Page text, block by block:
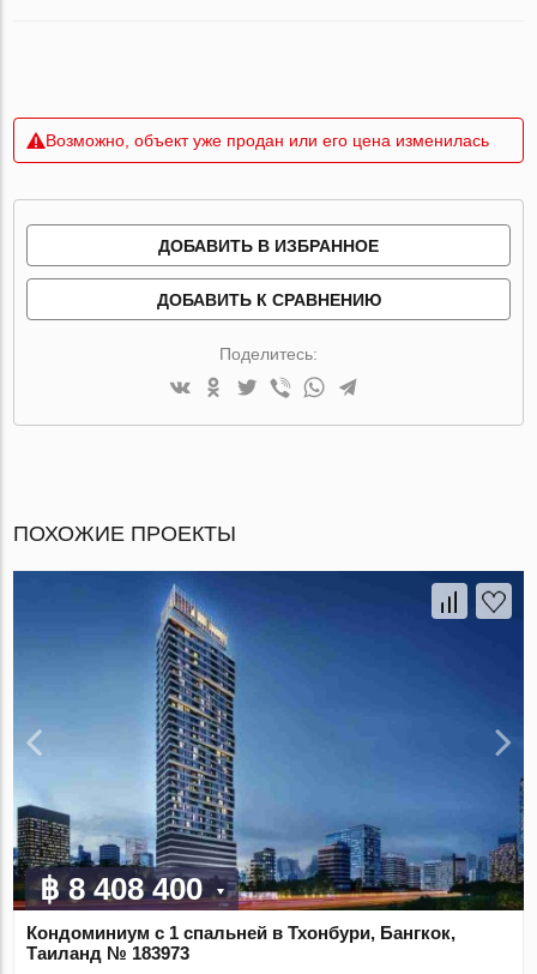
Возможно, объект уже продан или его цена изменилась
ДОБАВИТЬ В ИЗБРАННОЕ
ДОБАВИТЬ К СРАВНЕНИЮ
Поделитесь:
ПОХОЖИЕ ПРОЕКТЫ
฿ 8 408 400
Кондоминиум с 1 спальней в Тхонбури, Бангкок,
Таиланд № 183973